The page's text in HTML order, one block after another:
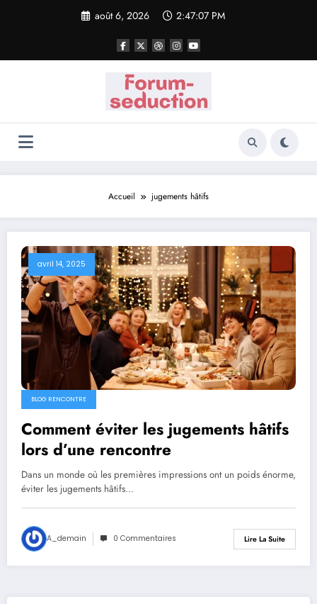
août 6, 2026 2:47:07 PM
Accueil jugements hâtifs
avril 14, 2025
BLOG RENCONTRE
Comment éviter les jugements hâtifs
lors d’une rencontre
Dans un monde où les premières impressions ont un poids énorme,
éviter les jugements hâtifs…
A_demain 0 Commentaires Lire La Suite